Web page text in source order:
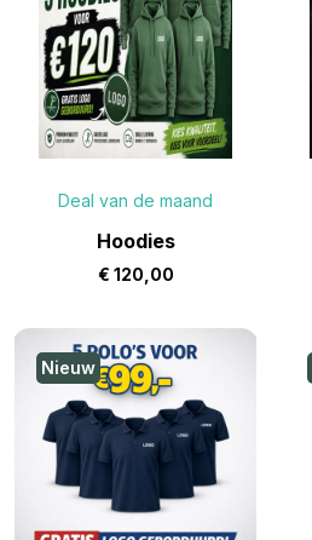
Deal van de maand
Hoodies
€ 120,00
Nieuw